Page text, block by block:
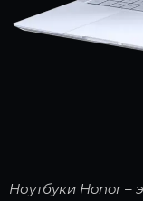
Ноутбуки Honor –